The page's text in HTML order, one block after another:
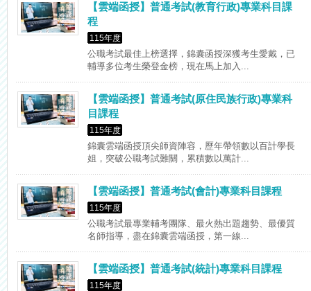
【雲端函授】普通考試(教育行政)專業科目課
程
115年度
公職考試最佳上榜選擇，錦囊函授深獲考生愛戴，已
輔導多位考生榮登金榜，現在馬上加入...
【雲端函授】普通考試(原住民族行政)專業科
目課程
115年度
錦囊雲端函授頂尖師資陣容，歷年帶領數以百計學長
姐，突破公職考試難關，累積數以萬計...
【雲端函授】普通考試(會計)專業科目課程
115年度
公職考試最專業輔考團隊、最火熱出題趨勢、最優質
名師指導，盡在錦囊雲端函授，第一線...
【雲端函授】普通考試(統計)專業科目課程
115年度